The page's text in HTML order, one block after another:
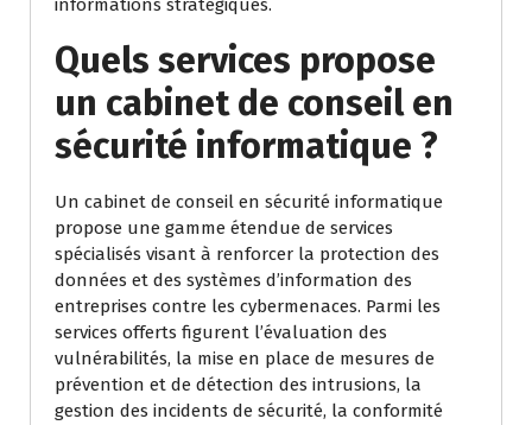
informations stratégiques.
Quels services propose
un cabinet de conseil en
sécurité informatique ?
Un cabinet de conseil en sécurité informatique
propose une gamme étendue de services
spécialisés visant à renforcer la protection des
données et des systèmes d’information des
entreprises contre les cybermenaces. Parmi les
services offerts figurent l’évaluation des
vulnérabilités, la mise en place de mesures de
prévention et de détection des intrusions, la
gestion des incidents de sécurité, la conformité